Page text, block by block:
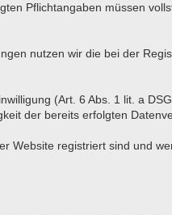
Pflichtangaben müssen
nutzen wir die bei der
(Art. 6 Abs. 1 lit. a
der bereits erfolgten
registriert sind und